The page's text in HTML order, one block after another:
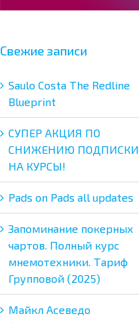
Свежие записи
Saulo Costa The Redline
Blueprint
СУПЕР АКЦИЯ ПО
СНИЖЕНИЮ ПОДПИСКИ
НА КУРСЫ!
Pads on Pads all updates
Запоминание покерных
чартов. Полный курс
мнемотехники. Тариф
Групповой (2025)
Майкл Асеведо